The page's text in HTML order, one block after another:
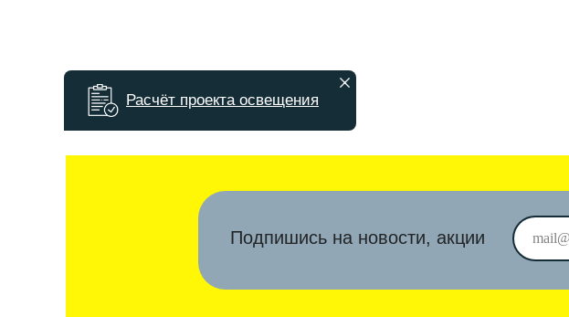
Расчёт проекта освещения
Подпишись на новости, акции